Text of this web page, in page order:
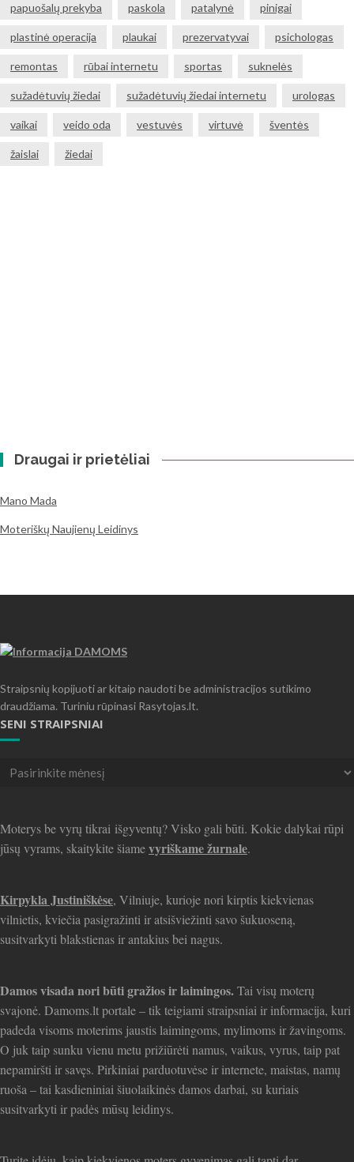
papuošalų prekyba paskola patalynė pinigai
plastinė operacija plaukai prezervatyvai psichologas
remontas rūbai internetu sportas suknelės
sužadėtuvių žiedai sužadėtuvių žiedai internetu urologas
vaikai veido oda vestuvės virtuvė šventės
žaislai žiedai
Draugai ir prietėliai
Mano Mada
Moteriškų Naujienų Leidinys
Straipsnių kopijuoti ar kitaip naudoti be administracijos sutikimo
draudžiama. Turiniu rūpinasi Rasytojas.lt.
SENI STRAIPSNIAI
Seni
Moterys be vyrų tikrai išgyventų? Visko gali būti. Kokie dalykai rūpi
jūsų vyrams, skaitykite šiamevyriškame žurnale.
Kirpykla Justiniškėse, Vilniuje, kurioje nori kirptis kiekvienas
vilnietis, kviečia pasigražinti ir atsišviežinti savo šukuoseną,
susitvarkyti blakstienas ir antakius bei nagus.
Damos visada nori būti gražios ir laimingos.Tai visų moterų
svajonė. Damoms.lt portale – tik teigiami straipsniai ir informacija, kuri
padeda visoms moterims jaustis laimingoms, mylimoms ir žavingoms.
O juk taip sunku vienu metu prižiūrėti namus, vaikus, vyrus, taip pat
nepamiršti ir savęs. Pirkiniai parduotuvėse ir internete, maistas, namų
ruoša – tai kasdieniniai šiuolaikinės damos darbai, su kuriais
susitvarkyti ir padės mūsų leidinys.